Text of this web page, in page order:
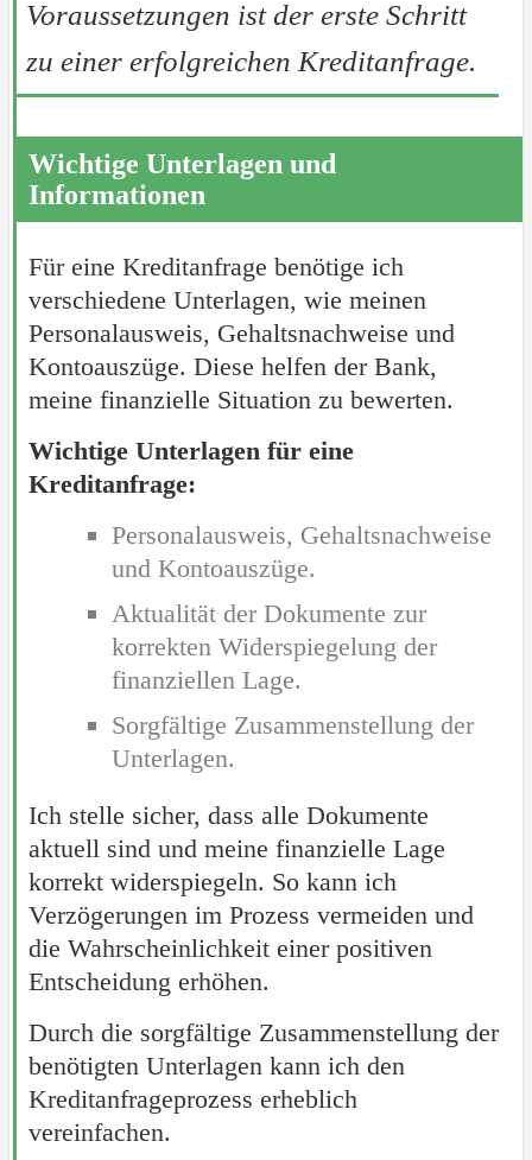
Voraussetzungen ist der erste Schritt
zu einer erfolgreichen Kreditanfrage.
Wichtige Unterlagen und
Informationen
Für eine Kreditanfrage benötige ich
verschiedene Unterlagen, wie meinen
Personalausweis, Gehaltsnachweise und
Kontoauszüge. Diese helfen der Bank,
meine finanzielle Situation zu bewerten.
Wichtige Unterlagen für eine
Kreditanfrage:
Personalausweis, Gehaltsnachweise
und Kontoauszüge.
Aktualität der Dokumente zur
korrekten Widerspiegelung der
finanziellen Lage.
Sorgfältige Zusammenstellung der
Unterlagen.
Ich stelle sicher, dass alle Dokumente
aktuell sind und meine finanzielle Lage
korrekt widerspiegeln. So kann ich
Verzögerungen im Prozess vermeiden und
die Wahrscheinlichkeit einer positiven
Entscheidung erhöhen.
Durch die sorgfältige Zusammenstellung der
benötigten Unterlagen kann ich den
Kreditanfrageprozess erheblich
vereinfachen.